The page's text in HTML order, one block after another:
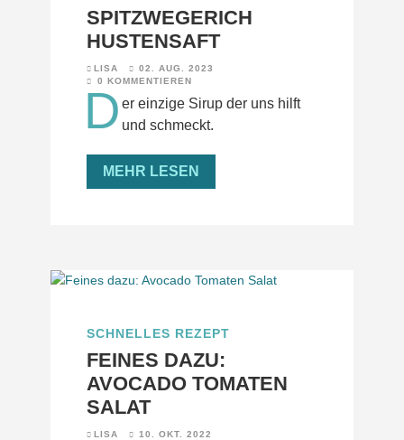
SPITZWEGERICH
HUSTENSAFT
LISA
02. AUG. 2023
0 KOMMENTIEREN
D er einzige Sirup der uns hilft
und schmeckt.
MEHR LESEN
SCHNELLES REZEPT
FEINES DAZU:
AVOCADO TOMATEN
SALAT
LISA
10. OKT. 2022